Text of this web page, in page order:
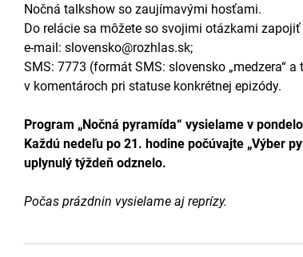
Nočná talkshow so zaujímavými hosťami.
Do relácie sa môžete so svojimi otázkami
e-mail: slovensko@rozhlas.sk;
SMS: 7773 (formát SMS: slovensko „medzera“
v komentároch pri statuse konkrétnej epizódy.
Program „Nočná pyramída“ vysielame v
Každú nedeľu po 21. hodine počúvajte „Výber
uplynulý týždeň odznelo.
Počas prázdnin vysielame aj reprízy.